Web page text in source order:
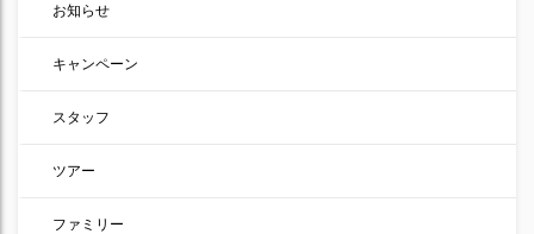
お知らせ
キャンペーン
スタッフ
ツアー
ファミリー